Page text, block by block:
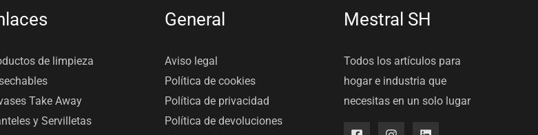
de limpieza
Take Away
y Servilletas
General
Aviso legal
Política de cookies
Política de privacidad
Política de devoluciones
Mestral SH
Todos los artículos para
hogar e industria que
necesitas en un solo lugar